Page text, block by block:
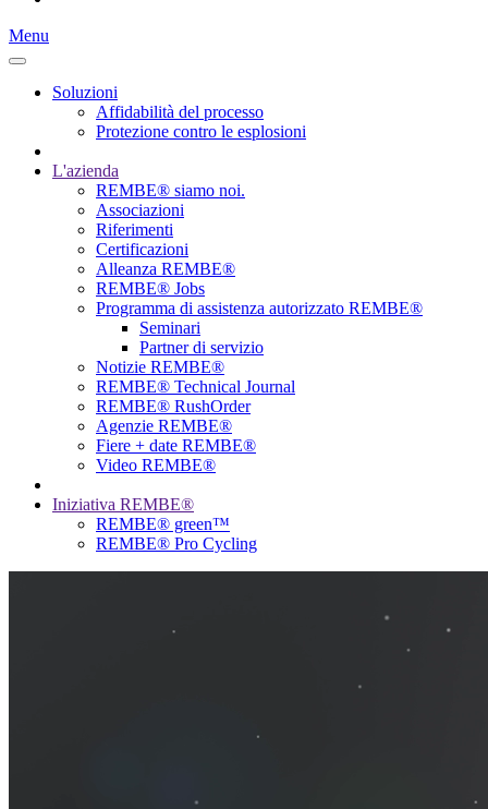
Menu
Soluzioni
Affidabilità del processo
Protezione contro le esplosioni
L'azienda
REMBE® siamo noi.
Associazioni
Riferimenti
Certificazioni
Alleanza REMBE®
REMBE® Jobs
Programma di assistenza autorizzato REMBE®
Seminari
Partner di servizio
Notizie REMBE®
REMBE® Technical Journal
REMBE® RushOrder
Agenzie REMBE®
Fiere + date REMBE®
Video REMBE®
Iniziativa REMBE®
REMBE® green™
REMBE® Pro Cycling